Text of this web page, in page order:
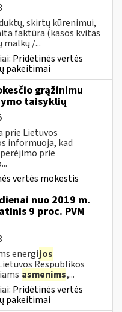
skirtų kūrenimui,
faktūra (kasos kvitas
malkų /...
Pridėtinės vertės
pakeitimai
grąžinimu
taisyklių
prie Lietuvos
informuoja, kad
prie
vertės mokestis
nuo 2019 m.
9 proc. PVM
energijos
Respublikos
asmenims,...
Pridėtinės vertės
pakeitimai